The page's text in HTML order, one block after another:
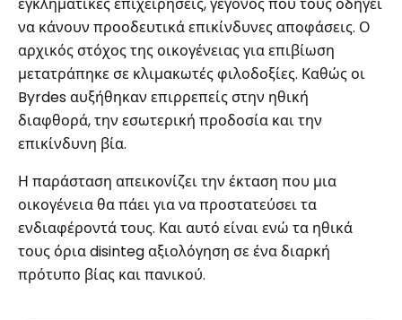
να κάνουν προοδευτικά επικίνδυνες αποφάσεις. Ο
αρχικός στόχος της οικογένειας για επιβίωση
μετατράπηκε σε κλιμακωτές φιλοδοξίες. Καθώς οι
Byrdes αυξήθηκαν επιρρεπείς στην ηθική
διαφθορά, την εσωτερική προδοσία και την
επικίνδυνη βία.
Η παράσταση απεικονίζει την έκταση που μια
οικογένεια θα πάει για να προστατεύσει τα
ενδιαφέροντά τους. Και αυτό είναι ενώ τα ηθικά
τους όρια disinteg αξιολόγηση σε ένα διαρκή
πρότυπο βίας και πανικού.